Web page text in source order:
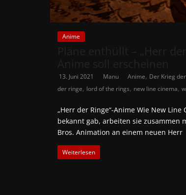
Anime
13. Juni 2021 Manu Anime, Der Krieg
der ringe, lord of the rings, new line cinema,
„Herr der Ringe“-Anime Wie New Line
bekannt gab, arbeiten sie zusammen
Bros. Animation an einem neuen Herr
Weiterlesen